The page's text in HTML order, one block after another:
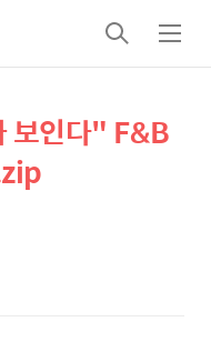
검
색
메
뉴
보인다" F&B